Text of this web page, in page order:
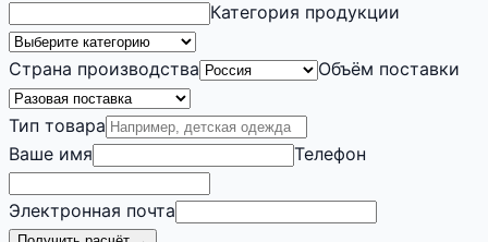
Категория продукции
Страна производства Объём поставки
Тип товара
Ваше имя
Телефон
Электронная почта